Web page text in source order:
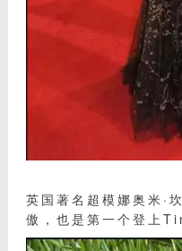
英国著名超模娜奥米·
傲，也是第一个登上